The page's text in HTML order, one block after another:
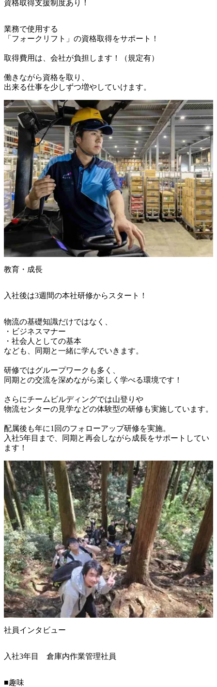
資格取得支援制度あり！
業務で使用する
「フォークリフト」の資格取得をサポート！
取得費用は、会社が負担します！（規定有）
働きながら資格を取り、
出来る仕事を少しずつ増やしていけます。
教育・成長
入社後は3週間の本社研修からスタート！
物流の基礎知識だけではなく、
・ビジネスマナー
・社会人としての基本
なども、同期と一緒に学んでいきます。
研修ではグループワークも多く、
同期との交流を深めながら楽しく学べる環境です！
さらにチームビルディングでは山登りや
物流センターの見学などの体験型の研修も実施しています。
配属後も年に1回のフォローアップ研修を実施。
入社5年目まで、同期と再会しながら成長をサポートしてい
ます！
社員インタビュー
入社3年目 倉庫内作業管理社員
■趣味